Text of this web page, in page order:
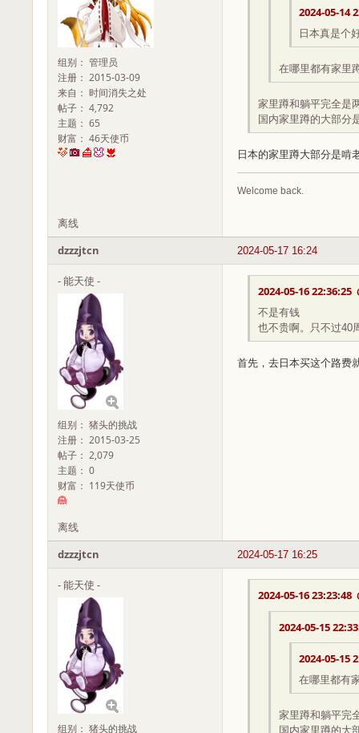
组别： 管理员
注册： 2015-03-09
来自： 时间消失之处
帖子： 4,792
主题： 65
财富： 46天使币
2024-05-14
日本真是个
在哪里都有家里
家里蹲和躺平完全是
国内家里蹲的大部分
日本的家里蹲大部分是啃
Welcome back.
离线
2024-05-17 16:24
dzzzjtcn
- 能天使 -
组别： 猪头的挑战
注册： 2015-03-25
帖子： 2,079
主题： 0
财富： 119天使币
2024-05-16 22:36:25
不是有钱
也不贵啊。只不过40
首先，去日本买这个路
离线
2024-05-17 16:25
dzzzjtcn
- 能天使 -
组别： 猪头的挑战
2024-05-16 23:23:48
2024-05-15
2024-05-15
在哪里都有
家里蹲和躺平完
国内家里蹲的大